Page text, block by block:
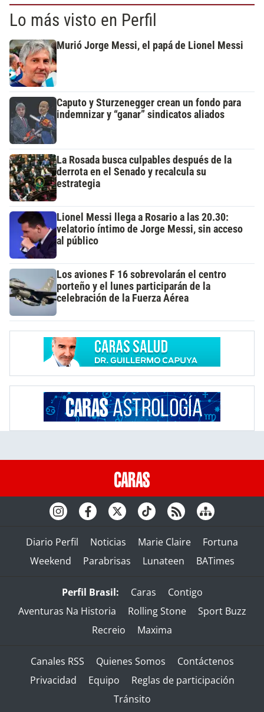
Lo más visto en Perfil
Murió Jorge Messi, el papá de Lionel Messi
Caputo y Sturzenegger crean un fondo para
indemnizar y “ganar” sindicatos aliados
La Rosada busca culpables después de la
derrota en el Senado y recalcula su
estrategia
Lionel Messi llega a Rosario a las 20.30:
velatorio íntimo de Jorge Messi, sin acceso
al público
Los aviones F 16 sobrevolarán el centro
porteño y el lunes participarán de la
celebración de la Fuerza Aérea
Diario Perfil Noticias Marie Claire
Fortuna
Weekend
Parabrisas Lunateen BATimes
Perfil Brasil: Caras
Contigo
Aventuras Na Historia
Rolling Stone
Sport Buzz
Recreio
Maxima
Canales RSS Quienes Somos
Contáctenos
Privacidad
Equipo
Reglas de participación
Tránsito